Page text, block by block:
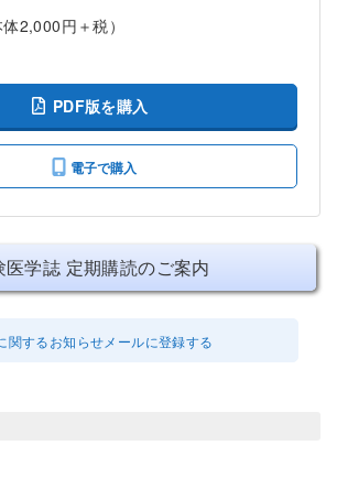
体2,000円＋税）
PDF版を購入
電子で購入
医学誌 定期購読のご案内
関するお知らせメールに登録する